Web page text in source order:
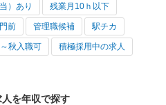
）あり 残業月10ｈ以下
前 管理職候補 駅チカ
秋入職可 積極採用中の求人
を年収で探す